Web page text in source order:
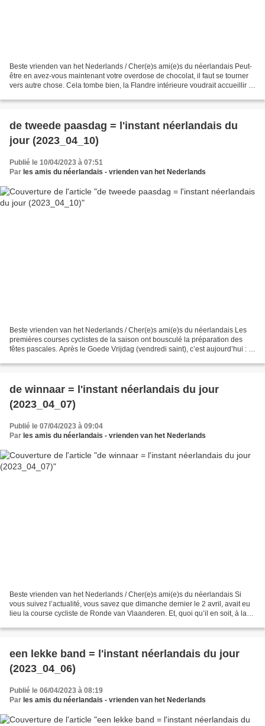
Beste vrienden van het Nederlands / Cher(e)s ami(e)s du néerlandais Peut-
être en avez-vous maintenant votre overdose de chocolat, il faut se tourner
vers autre chose. Cela tombe bien, la Flandre intérieure voudrait accueillir la
de tweede paasdag = l'instant néerlandais du
jour (2023_04_10)
Publié le 10/04/2023 à 07:51
Par les amis du néerlandais - vrienden van het Nederlands
Beste vrienden van het Nederlands / Cher(e)s ami(e)s du néerlandais Les
premières courses cyclistes de la saison ont bousculé la préparation des
fêtes pascales. Après le Goede Vrijdag (vendredi saint), c’est aujourd’hui : :
de winnaar = l'instant néerlandais du jour
(2023_04_07)
Publié le 07/04/2023 à 09:04
Par les amis du néerlandais - vrienden van het Nederlands
Beste vrienden van het Nederlands / Cher(e)s ami(e)s du néerlandais Si
vous suivez l’actualité, vous savez que dimanche dernier le 2 avril, avait eu
lieu la course cycliste de Ronde van Vlaanderen. Et, quoi qu’il en soit, à la
een lekke band = l'instant néerlandais du jour
(2023_04_06)
Publié le 06/04/2023 à 08:19
Par les amis du néerlandais - vrienden van het Nederlands